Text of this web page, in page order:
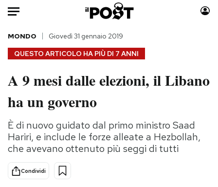
Auto
HOME
Italia
Politica
Tecnologia
Internet
Scienza
Cultura
Economia
Moda
Storie/Idee
Ok Boomer!
Media
QUESTO ARTICOLO HA PIÙ DI 7 ANNI
MONDO Giovedì 31 gennaio 2019
A 9 mesi dalle elezioni, il Libano
ha un governo
È di nuovo guidato dal primo ministro Saad
Hariri, e include le forze alleate a Hezbollah,
che avevano ottenuto più seggi di tutti
Condividi